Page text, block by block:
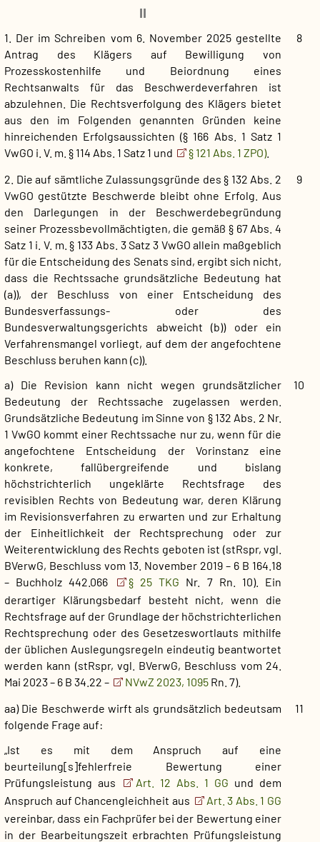
II
8
1. Der im Schreiben vom 6. November 2025 gestellte
Antrag des Klägers auf Bewilligung von
Prozesskostenhilfe und Beiordnung eines
Rechtsanwalts für das Beschwerdeverfahren ist
abzulehnen. Die Rechtsverfolgung des Klägers bietet
aus den im Folgenden genannten Gründen keine
hinreichenden Erfolgsaussichten (§ 166 Abs. 1 Satz 1
VwGO i. V. m. § 114 Abs. 1 Satz 1 und
§ 121 Abs. 1 ZPO).
9
2. Die auf sämtliche Zulassungsgründe des § 132 Abs. 2
VwGO gestützte Beschwerde bleibt ohne Erfolg. Aus
den Darlegungen in der Beschwerdebegründung
seiner Prozessbevollmächtigten, die gemäß § 67 Abs. 4
Satz 1 i. V. m. § 133 Abs. 3 Satz 3 VwGO allein maßgeblich
für die Entscheidung des Senats sind, ergibt sich nicht,
dass die Rechtssache grundsätzliche Bedeutung hat
(a)), der Beschluss von einer Entscheidung des
Bundesverfassungs- oder des
Bundesverwaltungsgerichts abweicht (b)) oder ein
Verfahrensmangel vorliegt, auf dem der angefochtene
Beschluss beruhen kann (c)).
10
a) Die Revision kann nicht wegen grundsätzlicher
Bedeutung der Rechtssache zugelassen werden.
Grundsätzliche Bedeutung im Sinne von § 132 Abs. 2 Nr.
1 VwGO kommt einer Rechtssache nur zu, wenn für die
angefochtene Entscheidung der Vorinstanz eine
konkrete, fallübergreifende und bislang
höchstrichterlich ungeklärte Rechtsfrage des
revisiblen Rechts von Bedeutung war, deren Klärung
im Revisionsverfahren zu erwarten und zur Erhaltung
der Einheitlichkeit der Rechtsprechung oder zur
Weiterentwicklung des Rechts geboten ist (stRspr, vgl.
BVerwG, Beschluss vom 13. November 2019 – 6 B 164.18
– Buchholz 442.066
§ 25 TKG Nr. 7 Rn. 10). Ein
derartiger Klärungsbedarf besteht nicht, wenn die
Rechtsfrage auf der Grundlage der höchstrichterlichen
Rechtsprechung oder des Gesetzeswortlauts mithilfe
der üblichen Auslegungsregeln eindeutig beantwortet
werden kann (stRspr, vgl. BVerwG, Beschluss vom 24.
Mai 2023 – 6 B 34.22 –
NVwZ 2023, 1095 Rn. 7).
11
aa) Die Beschwerde wirft als grundsätzlich bedeutsam
folgende Frage auf:
„Ist es mit dem Anspruch auf eine
beurteilung[s]fehlerfreie Bewertung einer
Prüfungsleistung aus
Art. 12 Abs. 1 GG und dem
Anspruch auf Chancengleichheit aus
Art. 3 Abs. 1 GG
vereinbar, dass ein Fachprüfer bei der Bewertung einer
in der Bearbeitungszeit erbrachten Prüfungsleistung